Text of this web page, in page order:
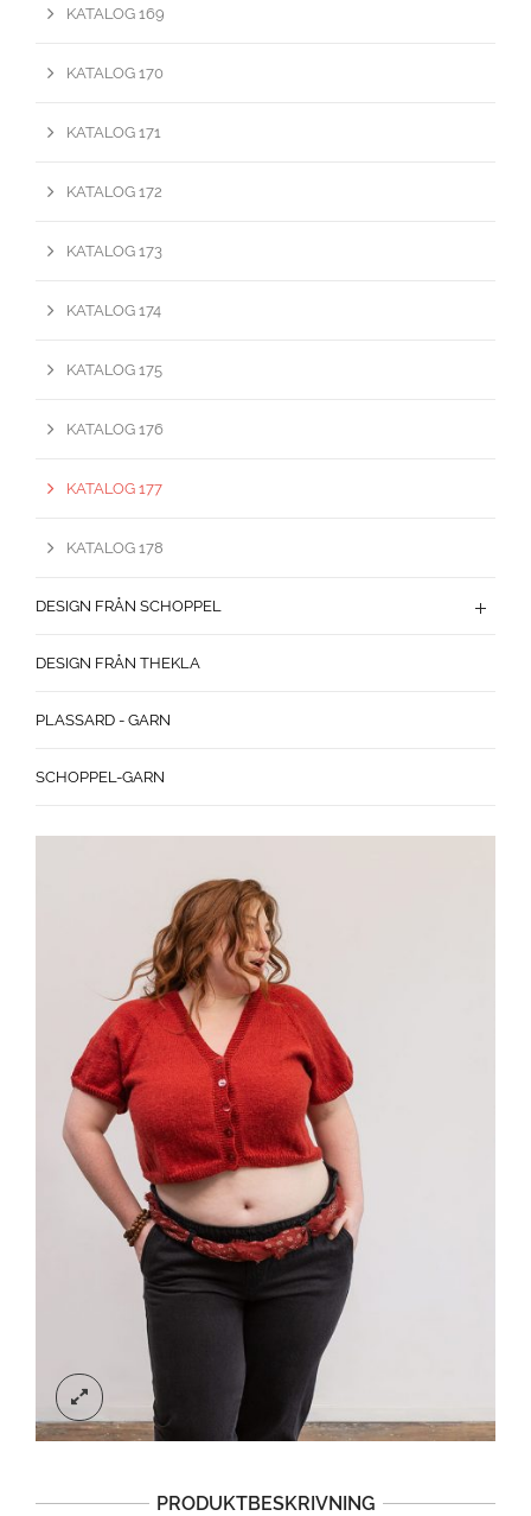
PRODUKTBESKRIVNING
KATALOG 169
KATALOG 170
KATALOG 171
KATALOG 172
KATALOG 173
KATALOG 174
KATALOG 175
KATALOG 176
KATALOG 177
KATALOG 178
DESIGN FRÅN SCHOPPEL
DESIGN FRÅN THEKLA
PLASSARD - GARN
SCHOPPEL-GARN